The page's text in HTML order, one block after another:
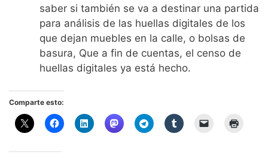
saber si también se va a destinar una partida
para análisis de las huellas digitales de los
que dejan muebles en la calle, o bolsas de
basura, Que a fin de cuentas, el censo de
huellas digitales ya está hecho.
Comparte esto: